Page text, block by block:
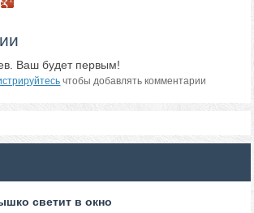
Ваш будет первым!
чтобы добавлять комментарии
светит в окно